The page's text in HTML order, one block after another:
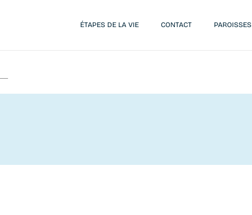
ÉTAPES DE LA VIE CONTACT PAROISSES